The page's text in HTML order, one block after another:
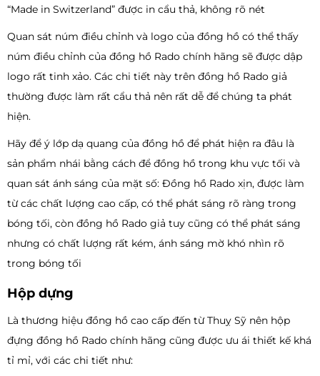
“Made in Switzerland” được in cẩu thả, không rõ nét
Quan sát núm điều chỉnh và logo của đồng hồ có thể thấy
núm điều chỉnh của đồng hồ Rado chính hãng sẽ được dập
logo rất tinh xảo. Các chi tiết này trên đồng hồ Rado giả
thường được làm rất cẩu thả nên rất dễ để chúng ta phát
hiện.
Hãy để ý lớp dạ quang của đồng hồ để phát hiện ra đâu là
sản phẩm nhái bằng cách để đồng hồ trong khu vực tối và
quan sát ánh sáng của mặt số: Đồng hồ Rado xịn, được làm
từ các chất lượng cao cấp, có thể phát sáng rõ ràng trong
bóng tối, còn đồng hồ Rado giả tuy cũng có thể phát sáng
nhưng có chất lượng rất kém, ánh sáng mờ khó nhìn rõ
trong bóng tối
Hộp dựng
Là thương hiệu đồng hồ cao cấp đến từ Thuỵ Sỹ nên hộp
đựng đồng hồ Rado chính hãng cũng được ưu ái thiết kế khá
tỉ mỉ, với các chi tiết như: